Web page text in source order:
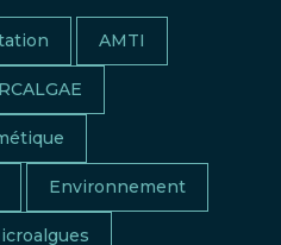
AMTI
Environnement